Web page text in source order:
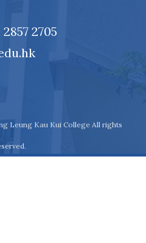
2705
Leung Kau Kui College All rights